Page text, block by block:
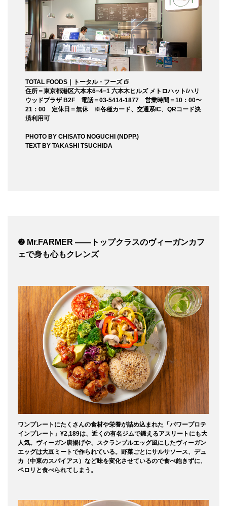
TOTAL FOODS｜トータル・フーズ
住所＝東京都港区六本木6−4−1 六本木ヒルズ メトロハット/ハリ
ウッドプラザ B2F 電話＝03-5414-1877 営業時間＝10：00〜
21：00 定休日＝無休 ※各種カード、交通系IC、QRコード決
済利用可
PHOTO BY CHISATO NOGUCHI (NDPP.)
TEXT BY TAKASHI TSUCHIDA
❷ Mr.FARMER ——トップクラスのヴィーガンカフ
ェで身も心もクレンズ
ワンプレートにたくさんの食材や栄養が詰め込まれた「パワープロテ
インプレート」¥2,189は、近くの有名ジムで鍛えるアスリートにも大
人気。ヴィーガン唐揚げや、スクランブルエッグ風にしたヴィーガン
エッグは大豆ミートで作られている。野菜ごとにサルサソース、デュ
カ（中東のスパイアス）など味を変化させているので食べ飽きずに、
ペロリと食べられてしまう。